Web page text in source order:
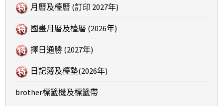
月曆及檯曆 (訂印 2027年)
國畫月曆及檯曆 (2026年)
擇日通勝 (2027年)
日記簿及檯墊(2026年)
brother標籤機及標籤帶